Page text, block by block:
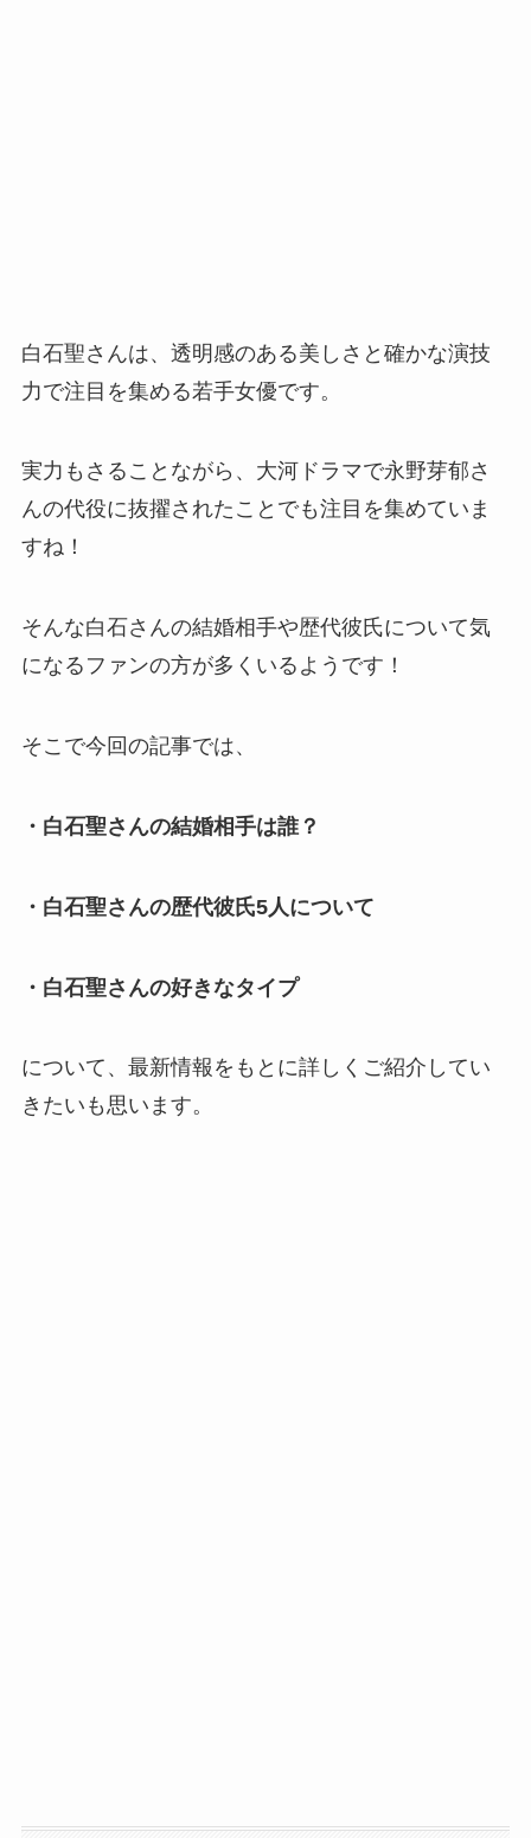
白石聖さんは、透明感のある美しさと確かな演技
力で注目を集める若手女優です。
実力もさることながら、大河ドラマで永野芽郁さ
んの代役に抜擢されたことでも注目を集めていま
すね！
そんな白石さんの結婚相手や歴代彼氏について気
になるファンの方が多くいるようです！
そこで今回の記事では、
・白石聖さんの結婚相手は誰？
・白石聖さんの歴代彼氏5人について
・白石聖さんの好きなタイプ
について、最新情報をもとに詳しくご紹介してい
きたいも思います。